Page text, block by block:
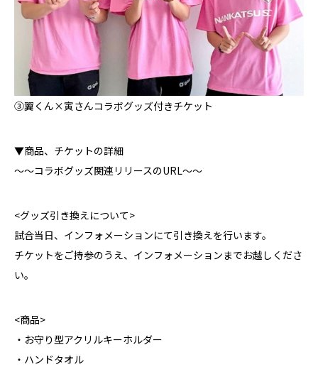
③翼くん×寅さんコラボグッズ付きチケット
▼商品、チケットの詳細
～～コラボグッズ関連リリースのURL～～
<グッズ引き換えについて>
試合当日、インフォメーションにて引き換えを行います。
チケットをご持参のうえ、インフォメーションまでお越しくださ
い。
<商品>
・お守り型アクリルキーホルダー
・ハンドタオル